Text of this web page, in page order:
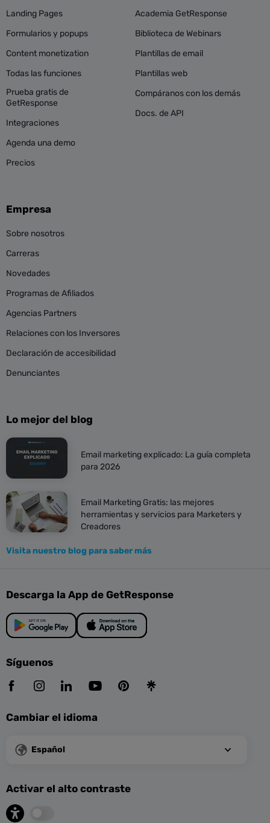
Landing Pages
Formularios y popups
Content monetization
Todas las funciones
Prueba gratis de
GetResponse
Integraciones
Agenda una demo
Precios
Academia GetResponse
Biblioteca de Webinars
Plantillas de email
Plantillas web
Compáranos con los demás
Docs. de API
Empresa
Sobre nosotros
Carreras
Novedades
Programas de Afiliados
Agencias Partners
Relaciones con los Inversores
Declaración de accesibilidad
Denunciantes
Lo mejor del blog
Email marketing explicado: La guía completa
para 2026
Email Marketing Gratis: las mejores
herramientas y servicios para Marketers y
Creadores
Visita nuestro blog para saber más
Descarga la App de GetResponse
Síguenos
Cambiar el idioma
Español
Activar el alto contraste